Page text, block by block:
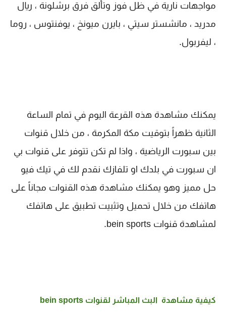
مواجهات نارية في ظل فوز وتألق فرق برشلونة ، ريال
مدريد ، مانشستر سيتي ، بايرن ميونخ ، يوفنتوس ، روما
، ليفربول.
يمكنك مشاهدة هذه القرعة اليوم في تمام الساعة
الثانية ظهراً بتوقيت مكة المكرمة ، من خلال قنوات
بين سبورت الرياضية ، واذا لم تكن تتوفر على قنوات بي
ان سبورت في بلدك او تلفازك نقدم لك في تيك فيو
حل مميز وهو يمكنك مشاهدة هذه القنوات مجاناً على
هاتفك من خلال تحميل وتثبيت تطبيق على هاتفك
لمشاهدة قنوات bein sports.
كيفية مشاهدة البث المباشر لقنوات bein sports